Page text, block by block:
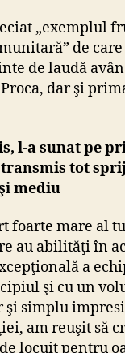
„exemplul
de
de laudă
dar şi
l-a sunat pe
tot
mediu
foarte mare al
au abilităţi în
a
şi cu un
şi simplu
am reuşit să
locuit pentru